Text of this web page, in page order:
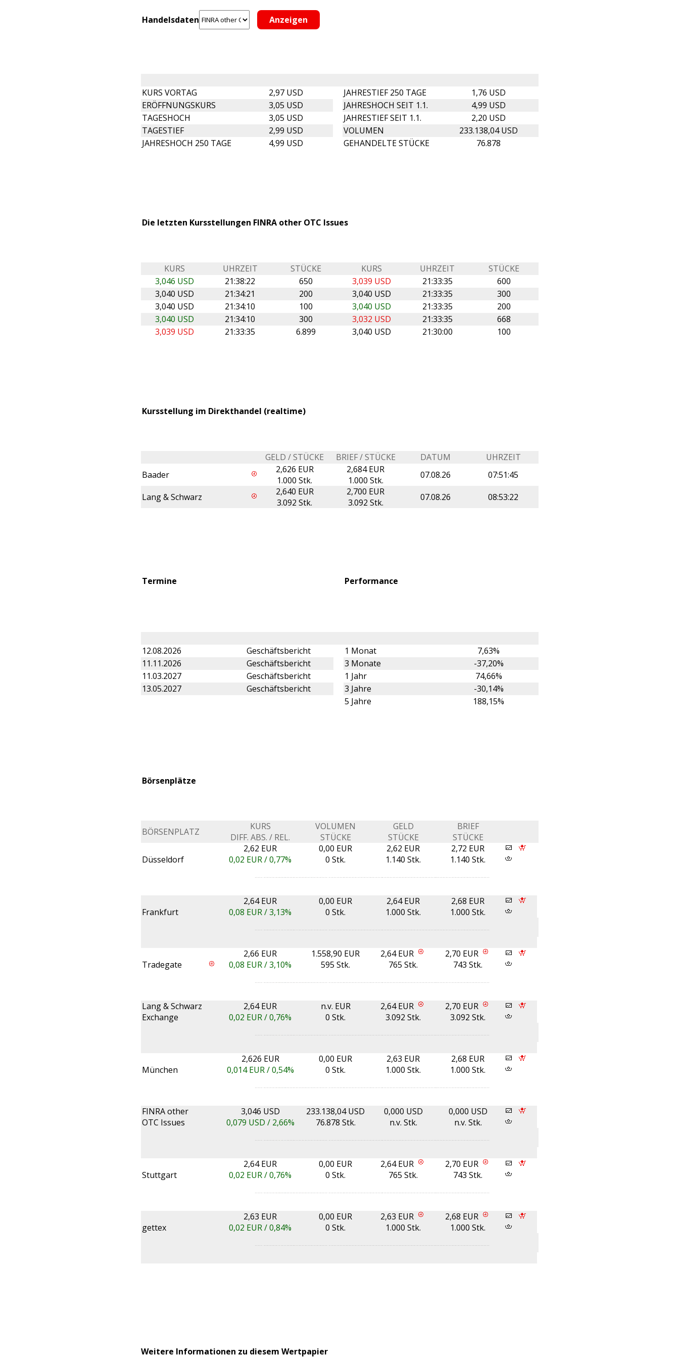
Handelsdaten
KURS VORTAG 2,97 USD JAHRESTIEF 250 TAGE
1,76 USD
ERÖFFNUNGSKURS
3,05 USD JAHRESHOCH SEIT 1.1.
4,99 USD
TAGESHOCH
3,05 USD JAHRESTIEF SEIT 1.1.
2,20 USD
TAGESTIEF
2,99 USD VOLUMEN
233.138,04 USD
JAHRESHOCH 250 TAGE
4,99 USD GEHANDELTE STÜCKE 76.878
Die letzten Kursstellungen FINRA other OTC Issues
KURS UHRZEIT STÜCKE KURS UHRZEIT
STÜCKE
3,046 USD
21:38:22 650 3,039 USD 21:33:35
600
3,040 USD
21:34:21 200 3,040 USD 21:33:35
300
3,040 USD
21:34:10 100 3,040 USD 21:33:35
200
3,040 USD
21:34:10 300 3,032 USD 21:33:35
668
3,039 USD
21:33:35 6.899 3,040 USD 21:30:00 100
Kursstellung im Direkthandel (realtime)
GELD / STÜCKE BRIEF / STÜCKE DATUM
UHRZEIT
Baader
2,626 EUR
1.000 Stk.
2,684 EUR
1.000 Stk.
07.08.26
07:51:45
Lang & Schwarz
2,640 EUR
3.092 Stk.
2,700 EUR
3.092 Stk.
07.08.26 08:53:22
Termine Performance
12.08.2026 Geschäftsbericht 1 Monat
7,63%
11.11.2026
Geschäftsbericht 3 Monate
-37,20%
11.03.2027
Geschäftsbericht 1 Jahr
74,66%
13.05.2027
Geschäftsbericht 3 Jahre
-30,14%
5 Jahre
188,15%
Börsenplätze
BÖRSENPLATZ
KURS
DIFF. ABS. / REL.
VOLUMEN
STÜCKE
GELD
STÜCKE
BRIEF
STÜCKE
Düsseldorf
2,62 EUR
0,02 EUR /0,77%
0,00 EUR
0 Stk.
2,62 EUR
1.140 Stk.
2,72 EUR
1.140 Stk.
Frankfurt
2,64 EUR
0,08 EUR /3,13%
0,00 EUR
0 Stk.
2,64 EUR
1.000 Stk.
2,68 EUR
1.000 Stk.
Tradegate
2,66 EUR
0,08 EUR /3,10%
1.558,90 EUR
595 Stk.
2,64 EUR
765 Stk.
2,70 EUR
743 Stk.
Lang & Schwarz
Exchange
2,64 EUR
0,02 EUR /0,76%
n.v. EUR
0 Stk.
2,64 EUR
3.092 Stk.
2,70 EUR
3.092 Stk.
München
2,626 EUR
0,014EUR /0,54%
0,00 EUR
0 Stk.
2,63 EUR
1.000 Stk.
2,68 EUR
1.000 Stk.
FINRA other
OTC Issues
3,046 USD
0,079 USD / 2,66%
233.138,04 USD
76.878 Stk.
0,000 USD
n.v. Stk.
0,000 USD
n.v. Stk.
Stuttgart
2,64 EUR
0,02 EUR /0,76%
0,00 EUR
0 Stk.
2,64 EUR
765 Stk.
2,70 EUR
743 Stk.
gettex
2,63 EUR
0,02 EUR /0,84%
0,00 EUR
0 Stk.
2,63 EUR
1.000 Stk.
2,68 EUR
1.000 Stk.
Weitere Informationen zu diesem Wertpapier